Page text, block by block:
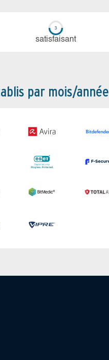
sa­tis­fai­sant
par mois/année